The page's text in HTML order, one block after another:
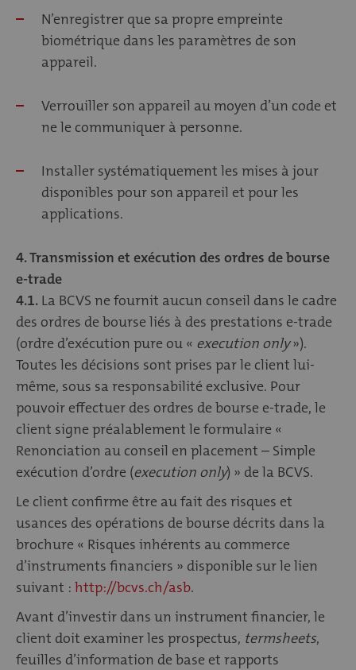
N’enregistrer que sa propre empreinte
biométrique dans les paramètres de son
appareil.
Verrouiller son appareil au moyen d’un code et
ne le communiquer à personne.
Installer systématiquement les mises à jour
disponibles pour son appareil et pour les
applications.
4. Transmission et exécution des ordres de bourse
e-trade
4.1. La BCVS ne fournit aucun conseil dans le cadre
des ordres de bourse liés à des prestations e-trade
(ordre d’exécution pure ou « execution only»).
Toutes les décisions sont prises par le client lui-
même, sous sa responsabilité exclusive. Pour
pouvoir effectuer des ordres de bourse e-trade, le
client signe préalablement le formulaire «
Renonciation au conseil en placement – Simple
exécution d’ordre (execution only) » de la BCVS.
Le client confirme être au fait des risques et
usances des opérations de bourse décrits dans la
brochure « Risques inhérents au commerce
d’instruments financiers » disponible sur le lien
suivant : http://bcvs.ch/asb.
Avant d’investir dans un instrument financier, le
client doit examiner les prospectus, termsheets,
feuilles d’information de base et rapports